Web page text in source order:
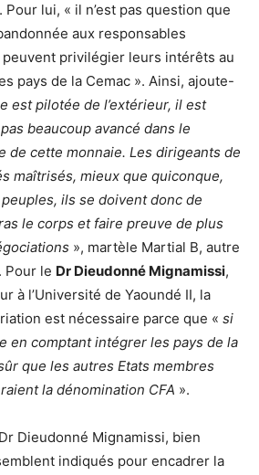
. Pour lui, « il n’est pas question que
aux responsables
privilégier leurs intérêts au
pays de la Cemac ». Ainsi, ajoute-
est pilotée de l’extérieur, il est
pas beaucoup avancé dans le
de cette monnaie. Les dirigeants de
maîtrisés, mieux que quiconque,
ils se doivent donc de
le corps et faire preuve de plus
», martèle Martial B, autre
Pour le Dr Dieudonné Mignamissi,
à l’Université de Yaoundé II, la
est nécessaire parce que « si
en comptant intégrer les pays de la
que les autres Etats membres
la dénomination CFA ».
Dieudonné Mignamissi, bien
indiqués pour encadrer la